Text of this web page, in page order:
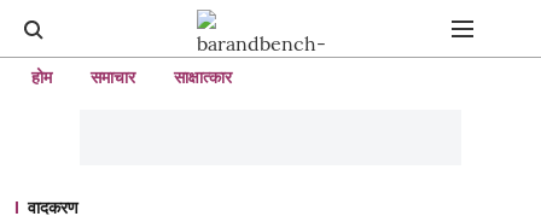
होम समाचार साक्षात्कार
वादकरण